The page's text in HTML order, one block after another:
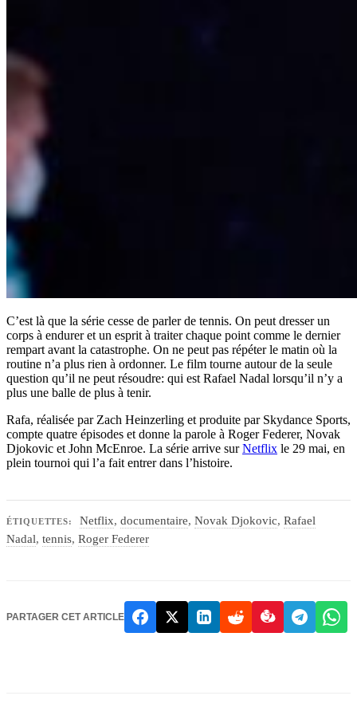
C’est là que la série cesse de parler de tennis. On peut dresser un
corps à endurer et un esprit à traiter chaque point comme le dernier
rempart avant la catastrophe. On ne peut pas répéter le matin où la
routine n’a plus rien à ordonner. Le film tourne autour de la seule
question qu’il ne peut résoudre: qui est Rafael Nadal lorsqu’il n’y a
plus une balle de plus à tenir.
Rafa, réalisée par Zach Heinzerling et produite par Skydance Sports,
compte quatre épisodes et donne la parole à Roger Federer, Novak
Djokovic et John McEnroe. La série arrive surNetflix le 29 mai, en
plein tournoi qui l’a fait entrer dans l’histoire.
ÉTIQUETTES: Netflix, documentaire, Novak Djokovic, Rafael
Nadal, tennis, Roger Federer
PARTAGER CET ARTICLE